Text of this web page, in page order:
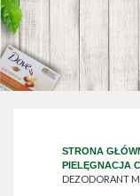
STRONA
PIELĘGNACJA
DEZODORANT